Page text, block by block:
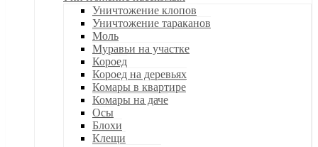
Уничтожение клопов
Уничтожение тараканов
Моль
Муравьи на участке
Короед
Короед на деревьях
Комары в квартире
Комары на даче
Осы
Блохи
Клещи